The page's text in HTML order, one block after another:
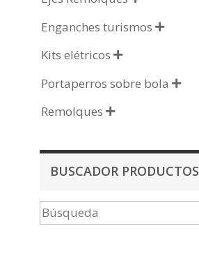
Enganches turismos 
Kits elétricos 
Portaperros sobre bola 
Remolques 
BUSCADOR PRODUCTOS